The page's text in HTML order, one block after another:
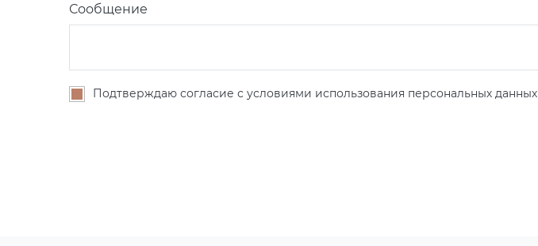
Сообщение
Подтверждаю согласие с условиями использования персональных данных